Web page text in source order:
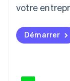
votre
Démarrer
Malaisie
Malte
English
Mexique
English